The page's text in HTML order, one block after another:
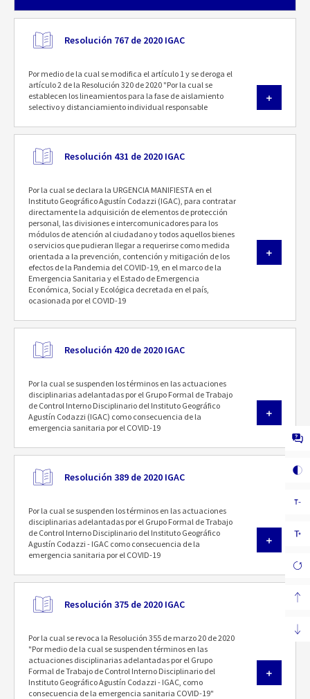
Resolución 767 de 2020 IGAC
Por medio de la cual se modifica el artículo 1 y se deroga el
artículo 2 de la Resolución 320 de 2020 "Por la cual se
establecen los lineamientos para la fase de aislamiento
selectivo y distanciamiento individual responsable
Resolución 431 de 2020 IGAC
Por la cual se declara la URGENCIA MANIFIESTA en el
Instituto Geográfico Agustín Codazzi (IGAC), para contratar
directamente la adquisición de elementos de protección
personal, las divisiones e intercomunicadores para los
módulos de atención al ciudadano y todos aquellos bienes
o servicios que pudieran llegar a requerirse como medida
orientada a la prevención, contención y mitigación de los
efectos de la Pandemia del COVID-19, en el marco de la
Emergencia Sanitaria y el Estado de Emergencia
Económica, Social y Ecológica decretada en el país,
ocasionada por el COVID-19
Resolución 420 de 2020 IGAC
Por la cual se suspenden los términos en las actuaciones
disciplinarias adelantadas por el Grupo Formal de Trabajo
de Control Interno Disciplinario del Instituto Geográfico
Agustín Codazzi (IGAC) como consecuencia de la
emergencia sanitaria por el COVID-19
Resolución 389 de 2020 IGAC
Por la cual se suspenden los términos en las actuaciones
disciplinarias adelantadas por el Grupo Formal de Trabajo
de Control Interno Disciplinario del Instituto Geográfico
Agustín Codazzi - IGAC como consecuencia de la
emergencia sanitaria por el COVID-19
Resolución 375 de 2020 IGAC
Por la cual se revoca la Resolución 355 de marzo 20 de 2020
"Por medio de la cual se suspenden términos en las
actuaciones disciplinarias adelantadas por el Grupo
Formal de Trabajo de Control Interno Disciplinario del
Instituto Geográfico Agustín Codazzi - IGAC, como
consecuencia de la emergencia sanitaria COVID-19"